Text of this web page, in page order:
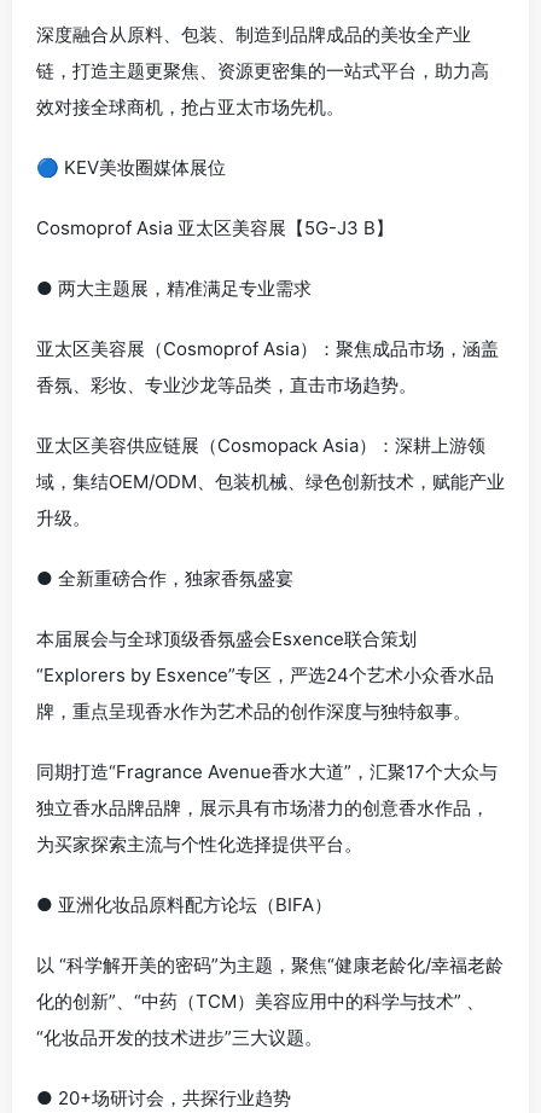
深度融合从原料、包装、制造到品牌成品的美妆全产业
链，打造主题更聚焦、资源更密集的一站式平台，助力高
效对接全球商机，抢占亚太市场先机。
🔵 KEV美妆圈媒体展位
Cosmoprof Asia 亚太区美容展【5G-J3 B】
● 两大主题展，精准满足专业需求
亚太区美容展（Cosmoprof Asia）：聚焦成品市场，涵盖
香氛、彩妆、专业沙龙等品类，直击市场趋势。
亚太区美容供应链展（Cosmopack Asia）：深耕上游领
域，集结OEM/ODM、包装机械、绿色创新技术，赋能产业
升级。
● 全新重磅合作，独家香氛盛宴
本届展会与全球顶级香氛盛会Esxence联合策划
“Explorers by Esxence”专区，严选24个艺术小众香水品
牌，重点呈现香水作为艺术品的创作深度与独特叙事。
同期打造“Fragrance Avenue香水大道”，汇聚17个大众与
独立香水品牌品牌，展示具有市场潜力的创意香水作品，
为买家探索主流与个性化选择提供平台。
● 亚洲化妆品原料配方论坛（BIFA）
以 “科学解开美的密码”为主题，聚焦“健康老龄化/幸福老龄
化的创新”、“中药（TCM）美容应用中的科学与技术” 、
“化妆品开发的技术进步”三大议题。
● 20+场研讨会，共探行业趋势